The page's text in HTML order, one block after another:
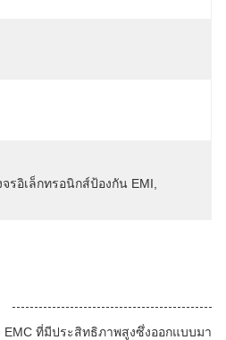
จรอิเล็กทรอนิกส์ป้องกัน EMI
EMC ที่มีประสิทธิภาพสูงซึ่งออกแบบมา